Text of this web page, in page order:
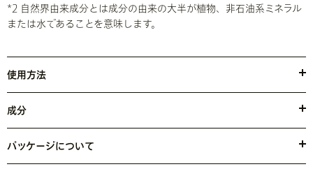
*2 自然界由来成分とは成分の由来の大半が植物、非石油系ミネラル
または水であることを意味します。
使用方法
午前中、または午後に、目の下にやさしくのばします。
成分
●水・トリ（カプリル酸／カプリン酸）グリセリル・グリセリン・テ
オブロマグランジフロルム種子脂・ステアリルアルコール・ステアリ
パッケージについて
使用済みリサイクルHDPE（高密度ポリエチレン）を35％利用したチ